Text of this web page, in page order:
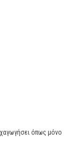
όπως μόνο